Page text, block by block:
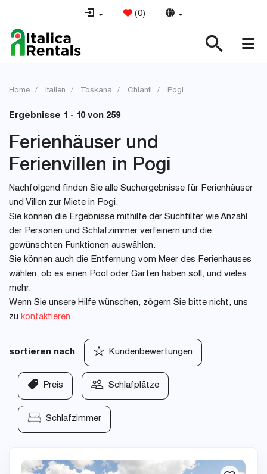
(0)
Home Italien Toskana Chianti Pogi
Ergebnisse 1 - 10 von 259
Ferienhäuser und
Ferienvillen in Pogi
Nachfolgend finden Sie alle Suchergebnisse für Ferienhäuser
und Villen zur Miete in Pogi.
Sie können die Ergebnisse mithilfe der Suchfilter wie Anzahl
der Personen und Schlafzimmer verfeinern und die
gewünschten Funktionen auswählen.
Sie können auch die Entfernung vom Meer des Ferienhauses
wählen, ob es einen Pool oder Garten haben soll, und vieles
mehr.
Wenn Sie unsere Hilfe wünschen, zögern Sie bitte nicht, uns
zu kontaktieren.
sortieren nach Kundenbewertungen
Preis Schlafplätze
Schlafzimmer